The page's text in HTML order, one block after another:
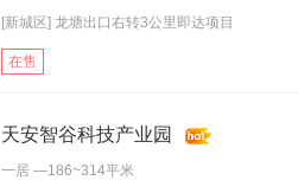
[新城区] 龙塘出口右转3公里即达项目
在售
天安智谷科技产业园
一居 —186~314平米